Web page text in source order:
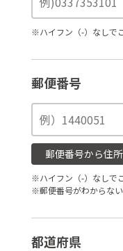
※ハイフン（-）なしで
郵便番号
郵便番号から住
※ハイフン（-）なしで
※郵便番号がわからな
都道府県